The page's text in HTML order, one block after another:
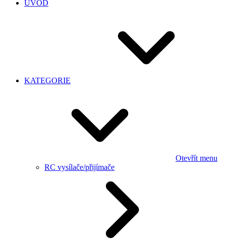
ÚVOD
KATEGORIE
Otevřít menu
RC vysílače/přijímače